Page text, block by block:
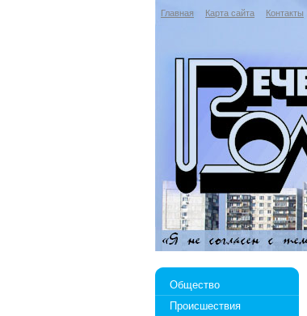
Главная Карта сайта Контакты
Общество
Происшествия